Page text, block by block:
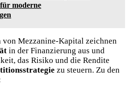
moderne
von Mezzanine-Kapital zeichnen
in der Finanzierung aus und
das Risiko und die Rendite
zu steuern. Zu den